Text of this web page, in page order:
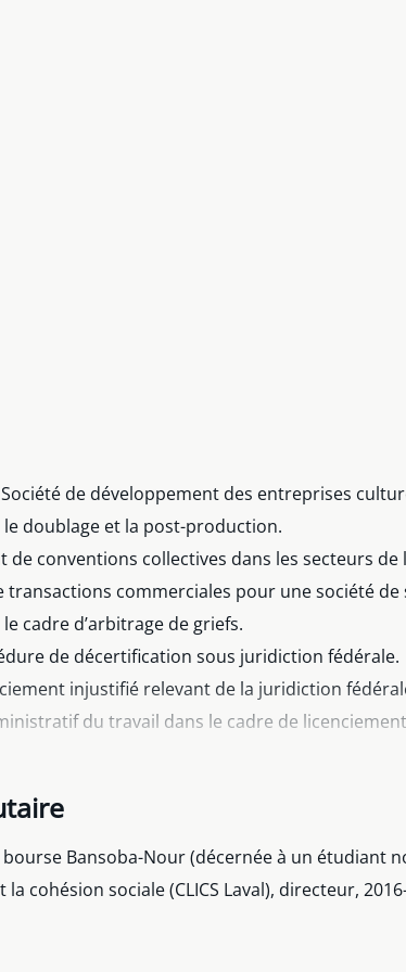
de développement des entreprises
doublage et la post-production.
conventions collectives dans les secteurs de
commerciales pour une société de
cadre d’arbitrage de griefs.
de décertification sous juridiction fédérale.
injustifié relevant de la juridiction
du travail dans le cadre de
de discrimination et de harcèlement
devant les tribunaux civils et
Bansoba-Nour (décernée à un étudiant
cohésion sociale (CLICS Laval), directeur,